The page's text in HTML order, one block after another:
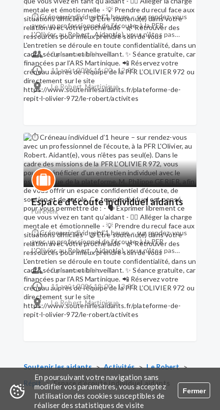
En poursuivant votre navigation sans
modifier vos paramètres, vous acceptez
l'utilisation des cookies susceptibles de
réaliser des statistiques de visite
Fermer
⏱ Créneau individuel d’1 heure – sur rendez-vous
avec un professionnel de l’écoute, à la PFR
L'Olivier, au Robert. Aidant(e), vous n’êtes pas
seul(e). Dans le cadre des missions de la PFR
L’OLIVIER 972, vous pouvez bénéficier d’un
entretien individuel avec le psychologue de la
plateforme, M. Philippe GERIER, afin de vous offrir
un espace confidentiel d’écoute, de soutien et de
parole. Ce temp individuel est pensé pour vous
permettre de : - 🗣 Exprimer librement ce que
dans votre relation avec votre proche aidé - 🌿
Retrouver des ressources pour mieux prendre
soin de vous L'entretien se déroule en toute
confidentialité, dans un cadre sécurisant et
bienveillant. ✨ Séance gratuite, car financées par
l’ARS Martinique. 📲 Réservez votre créneau
auprès de l’équipe de la PFR L’OLIVIER 972 ou
directement sur le site
https://www.soutenirlesaidants.fr/plateforme-
de-repit-l-olivier-972/le-robert/activites
0 place available
11 août 2026 11:00 - 12:00
Le Robert, Martinique
Espace d’écoute individuel aidants
Full event
⏱ Créneau individuel d’1 heure – sur rendez-vous
avec un professionnel de l’écoute, à la PFR
L'Olivier, au Robert. Aidant(e), vous n’êtes pas
seul(e). Dans le cadre des missions de la PFR
L’OLIVIER 972, vous pouvez bénéficier d’un
entretien individuel avec le psychologue de la
plateforme, M. Philippe GERIER, afin de vous offrir
un espace confidentiel d’écoute, de soutien et de
parole. Ce temp individuel est pensé pour vous
permettre de : - 🗣 Exprimer librement ce que
soin de vous L'entretien se déroule en toute
confidentialité, dans un cadre sécurisant et
bienveillant. ✨ Séance gratuite, car financées par
l’ARS Martinique. 📲 Réservez votre créneau
auprès de l’équipe de la PFR L’OLIVIER 972 ou
0 place available
11 août 2026 12:00 - 13:00
Le Robert, Martinique
Soutenir les aidants > Activités > Le Robert >
Répit
> Espace d’écoute individuel aidants